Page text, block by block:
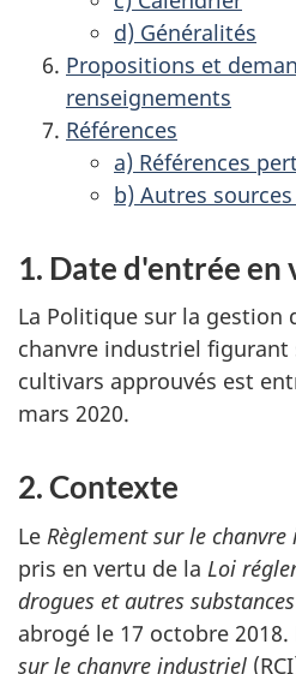
d) Généralités
Propositions et
renseignements
Références
a) Références
b) Autres
1. Date d'entrée en
La Politique sur la gestion
chanvre industriel figurant
cultivars approuvés est
mars 2020.
2. Contexte
Le Règlement sur le
pris en vertu de la Loi
drogues et autres substances
abrogé le 17 octobre 2018.
sur le chanvre industriel